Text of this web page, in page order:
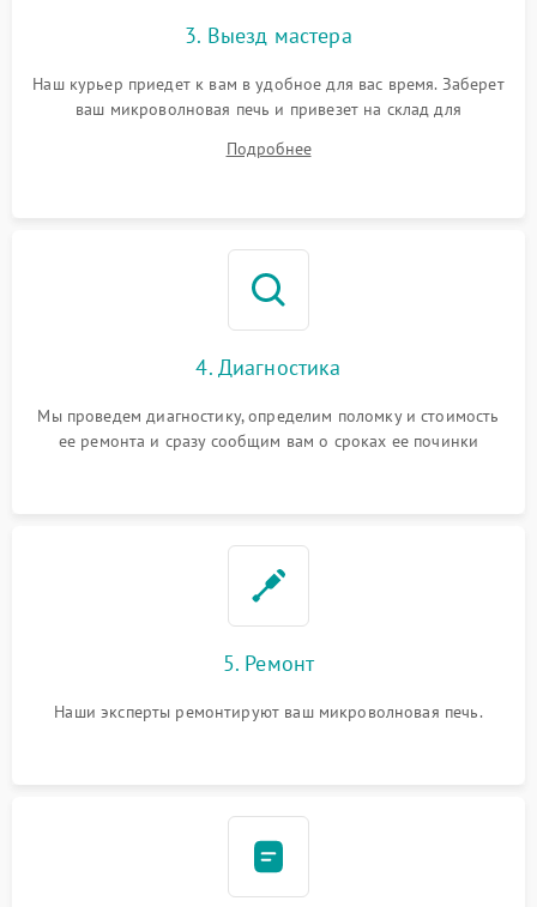
3. Выезд мастера
Наш курьер приедет к вам в удобное для вас время. Заберет
ваш микроволновая печь и привезет на склад для
Подробнее
4. Диагностика
Мы проведем диагностику, определим поломку и стоимость
ее ремонта и сразу сообщим вам о сроках ее починки
5. Ремонт
Наши эксперты ремонтируют ваш микроволновая печь.